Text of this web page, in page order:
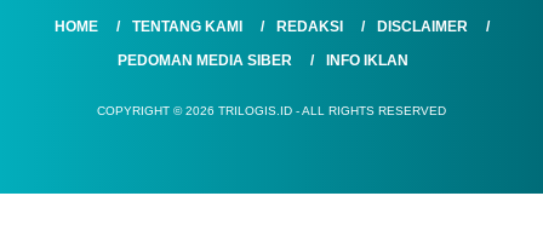
HOME TENTANG KAMI REDAKSI
DISCLAIMER
PEDOMAN MEDIA SIBER
INFO IKLAN
COPYRIGHT © 2026 TRILOGIS.ID - ALL RIGHTS RESERVED